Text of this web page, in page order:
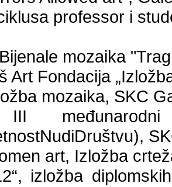
professor i
mozaika
Art Fondacija
mozaika, SKC
art, Izložba
izložba